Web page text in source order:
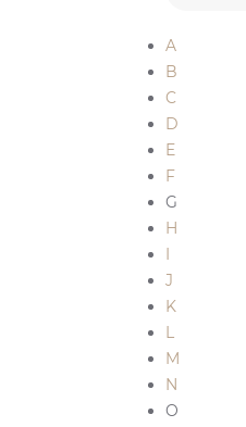
A
B
C
D
E
F
G
H
I
J
K
L
M
N
O